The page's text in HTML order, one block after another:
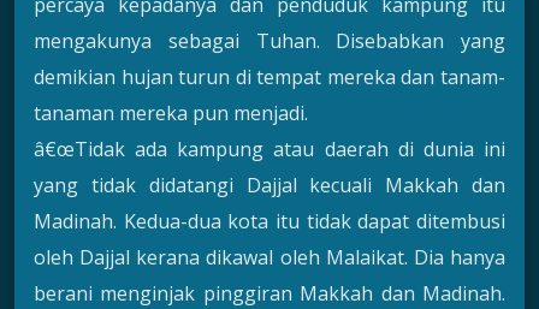
mengakunya sebagai Tuhan. Disebabkan yang
demikian hujan turun di tempat mereka dan tanam-
tanaman mereka pun menjadi.
â€œTidak ada kampung atau daerah di dunia ini
yang tidak didatangi Dajjal kecuali Makkah dan
Madinah. Kedua-dua kota itu tidak dapat ditembusi
oleh Dajjal kerana dikawal oleh Malaikat. Dia hanya
berani menginjak pinggiran Makkah dan Madinah.